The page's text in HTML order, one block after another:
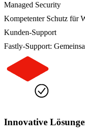
Managed Security
Kompetenter Schutz für
Kunden-Support
Fastly-Support:
Innovative